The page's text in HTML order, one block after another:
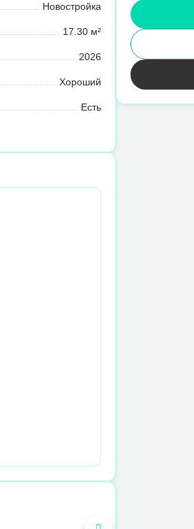
Новостройка
17.30 м²
2026
Хороший
Есть